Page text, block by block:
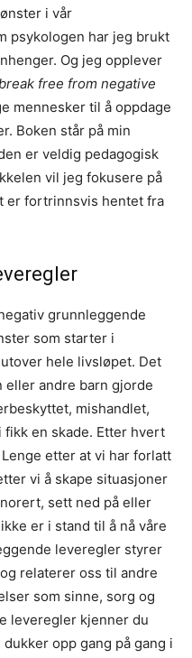
i vår
psykologen har jeg brukt
Og jeg opplever
free from negative
mennesker til å oppdage
Boken står på min
er veldig pedagogisk
vil jeg fokusere på
er fortrinnsvis hentet fra
grunnleggende
som starter i
hele livsløpet. Det
eller andre barn gjorde
mishandlet,
en skade. Etter hvert
etter at vi har forlatt
vi å skape situasjoner
sett ned på eller
er i stand til å nå våre
leveregler styrer
relaterer oss til andre
som sinne, sorg og
leveregler kjenner du
opp gang på gang i